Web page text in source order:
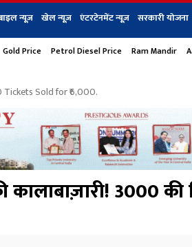
न्यूज़ खेल न्यूज़ एंटरटेनमेंट न्यूज़ सरकारी योजना
गैजेट्स न्यूज
Gold Price Petrol Diesel Price Ram Mandir
Tickets Sold for ₹6,000.
₹3000 की